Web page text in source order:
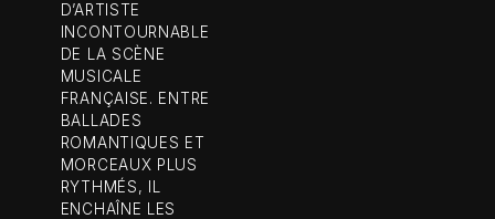
D’ARTISTE
INCONTOURNABLE
DE LA SCÈNE
MUSICALE
FRANÇAISE. ENTRE
BALLADES
ROMANTIQUES ET
MORCEAUX PLUS
RYTHMÉS, IL
ENCHAÎNE LES